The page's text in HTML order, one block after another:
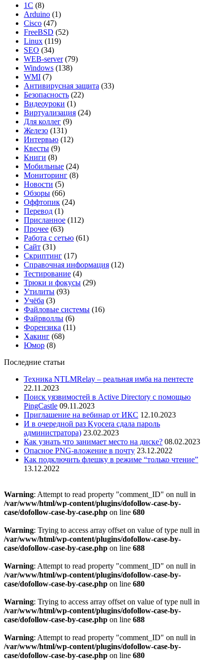
1С (8)
Arduino (1)
Cisco (47)
FreeBSD (52)
Linux (119)
SEO (34)
WEB-server(79)
Windows (138)
WMI (7)
Антивирусная защита (33)
Безопасность (22)
Видеоуроки (1)
Виртуализация (24)
Для коллег (9)
Железо (131)
Интервью (12)
Квесты (9)
Книги (8)
Мобильные (24)
Мониторинг (8)
Новости (5)
Обзоры (66)
Оффтопик (24)
Перевод (1)
Присланное (112)
Прочее (63)
Работа с сетью (61)
Сайт (31)
Скриптинг (17)
Справочная информация (12)
Тестирование (4)
Трюки и фокусы (29)
Утилиты (93)
Учёба (3)
Файловые системы (16)
Файрволлы (6)
Форензика (11)
Хакинг (68)
Юмор (8)
Последние статьи
Техника NTLMRelay – реальная имба на пентесте
22.11.2023
Поиск уязвимостей в Active Directory с помощью
PingCastle 09.11.2023
Приглашение на вебинар от ИКС 12.10.2023
И в очередной раз Kyocera сдала пароль
администратора) 23.02.2023
Как узнать что занимает место на диске? 08.02.2023
Опасное PNG-вложение в почту 23.12.2022
Как подключить флешку в режиме “только чтение”
13.12.2022
Warning: Attempt to read property "comment_ID" on null in
/var/www/html/wp-content/plugins/dofollow-case-by-
case/dofollow-case-by-case.php on line 680
Warning: Trying to access array offset on value of type null in
/var/www/html/wp-content/plugins/dofollow-case-by-
case/dofollow-case-by-case.php on line 688
Warning: Attempt to read property "comment_ID" on null in
/var/www/html/wp-content/plugins/dofollow-case-by-
case/dofollow-case-by-case.php on line 680
Warning: Trying to access array offset on value of type null in
/var/www/html/wp-content/plugins/dofollow-case-by-
case/dofollow-case-by-case.php on line 688
Warning: Attempt to read property "comment_ID" on null in
/var/www/html/wp-content/plugins/dofollow-case-by-
case/dofollow-case-by-case.php on line 680